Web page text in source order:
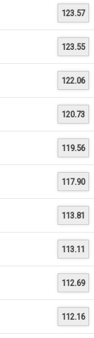
123.57
123.55
122.06
120.73
119.56
117.90
113.81
113.11
112.69
112.16